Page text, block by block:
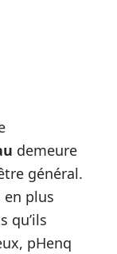
demeure
général.
en plus
qu’ils
pHenq